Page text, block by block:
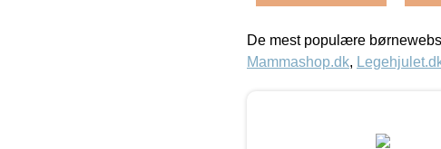
De mest populære
Mammashop.dk,